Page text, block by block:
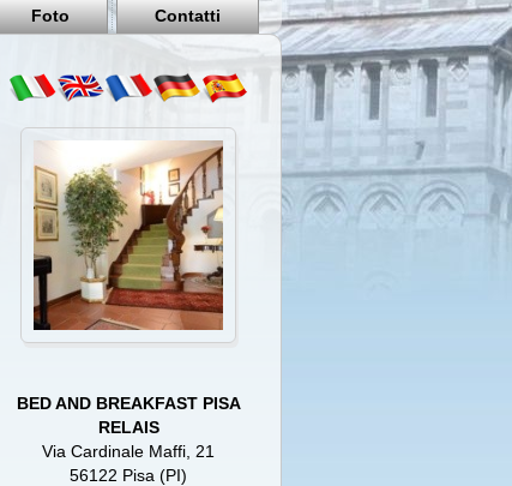
Foto Contatti
BED AND BREAKFAST PISA
RELAIS
Via Cardinale Maffi, 21
56122 Pisa (PI)